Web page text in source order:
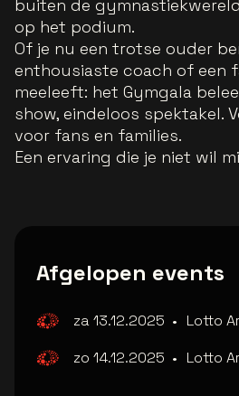
buiten de
op het podium.
Of je nu een trotse ouder
enthousiaste coach of een
meeleeft: het Gymgala
show, eindeloos spektakel.
voor fans en families.
Een ervaring die je niet wil
Afgelopen events
za 13.12.2025 • Lotto
zo 14.12.2025 • Lotto